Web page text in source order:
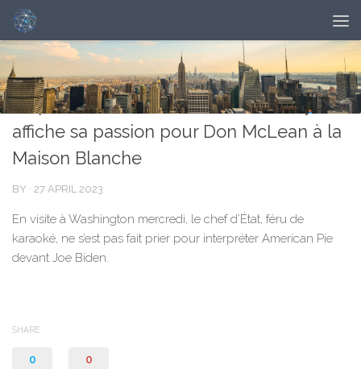
NOUVELLES 0
Le président sud-coréen Yoon Suk-yeol
affiche sa passion pour Don McLean à la
Maison Blanche
BY · 27 APRIL 2023
En visite à Washington mercredi, le chef d’État, féru de
karaoké, ne s’est pas fait prier pour interpréter American Pie
devant Joe Biden.
SHARE
0 0